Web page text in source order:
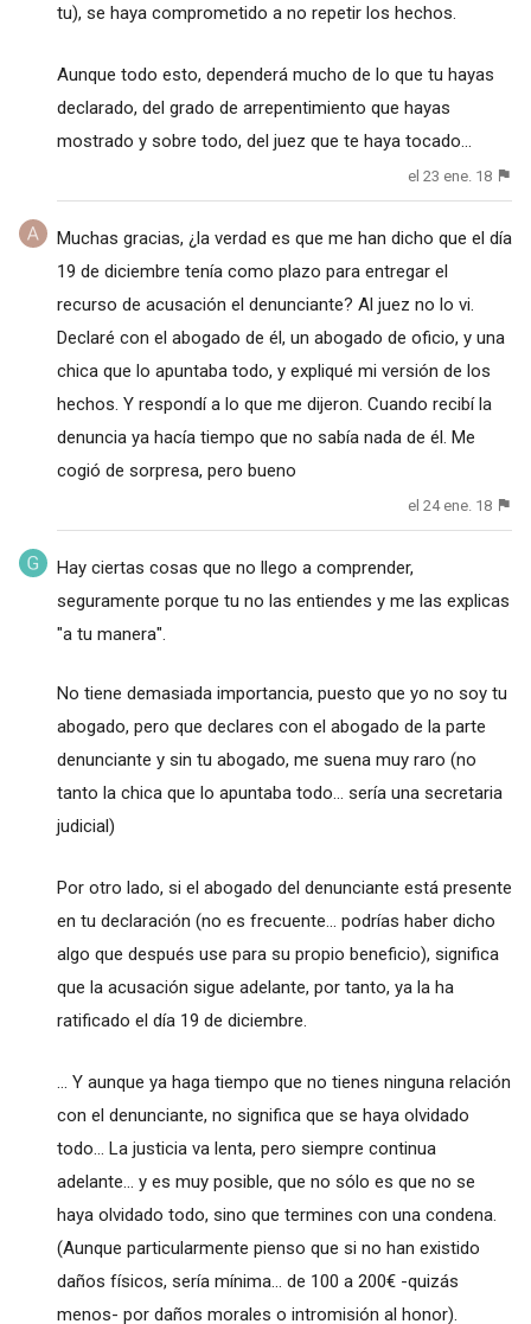
tu), se haya comprometido a no repetir los hechos.
Aunque todo esto, dependerá mucho de lo que tu hayas
declarado, del grado de arrepentimiento que hayas
mostrado y sobre todo, del juez que te haya tocado...
el 23 ene. 18
Muchas gracias, ¿la verdad es que me han dicho que el día
19 de diciembre tenía como plazo para entregar el
recurso de acusación el denunciante? Al juez no lo vi.
Declaré con el abogado de él, un abogado de oficio, y una
chica que lo apuntaba todo, y expliqué mi versión de los
hechos. Y respondí a lo que me dijeron. Cuando recibí la
denuncia ya hacía tiempo que no sabía nada de él. Me
cogió de sorpresa, pero bueno
el 24 ene. 18
Hay ciertas cosas que no llego a comprender,
seguramente porque tu no las entiendes y me las explicas
"a tu manera".
No tiene demasiada importancia, puesto que yo no soy tu
abogado, pero que declares con el abogado de la parte
denunciante y sin tu abogado, me suena muy raro (no
tanto la chica que lo apuntaba todo... sería una secretaria
judicial)
Por otro lado, si el abogado del denunciante está presente
en tu declaración (no es frecuente... podrías haber dicho
algo que después use para su propio beneficio), significa
que la acusación sigue adelante, por tanto, ya la ha
ratificado el día 19 de diciembre.
... Y aunque ya haga tiempo que no tienes ninguna relación
con el denunciante, no significa que se haya olvidado
todo... La justicia va lenta, pero siempre continua
adelante... y es muy posible, que no sólo es que no se
haya olvidado todo, sino que termines con una condena.
(Aunque particularmente pienso que si no han existido
daños físicos, sería mínima... de 100 a 200€ -quizás
menos- por daños morales o intromisión al honor).